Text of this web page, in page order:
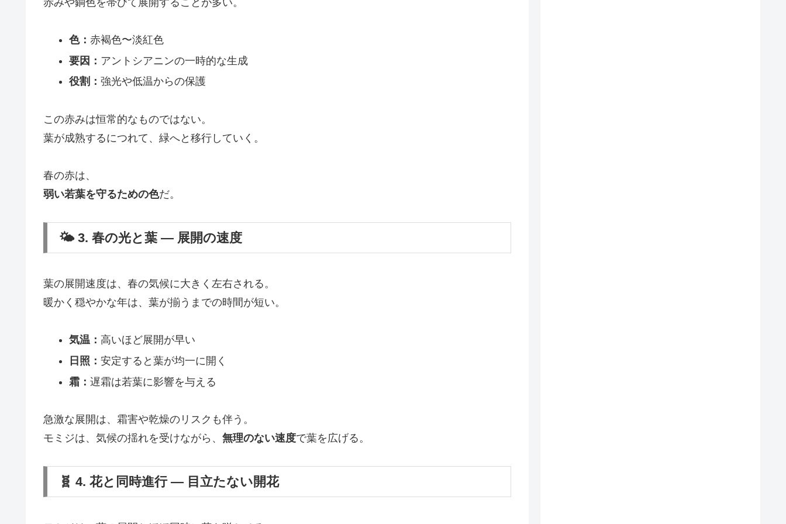
色： 赤褐色〜淡紅色
要因： アントシアニンの一時的な生成
役割： 強光や低温からの保護
この赤みは恒常的なものではない。
葉が成熟するにつれて、緑へと移行していく。
春の赤は、
弱い若葉を守るための色だ。
🌤 3. 春の光と葉 ― 展開の速度
葉の展開速度は、春の気候に大きく左右される。
暖かく穏やかな年は、葉が揃うまでの時間が短い。
気温： 高いほど展開が早い
日照： 安定すると葉が均一に開く
霜： 遅霜は若葉に影響を与える
急激な展開は、霜害や乾燥のリスクも伴う。
モミジは、気候の揺れを受けながら、 無理のない速度で葉を広げる。
🧬 4. 花と同時進行 ― 目立たない開花